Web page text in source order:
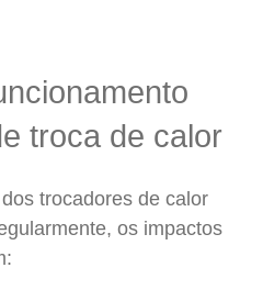
troca de calor
trocadores de calor
os impactos